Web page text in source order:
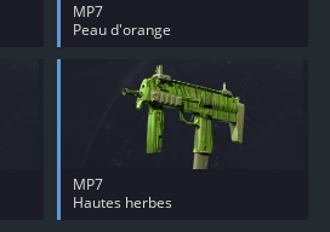
MP7
Peau d'orange
MP7
Hautes herbes